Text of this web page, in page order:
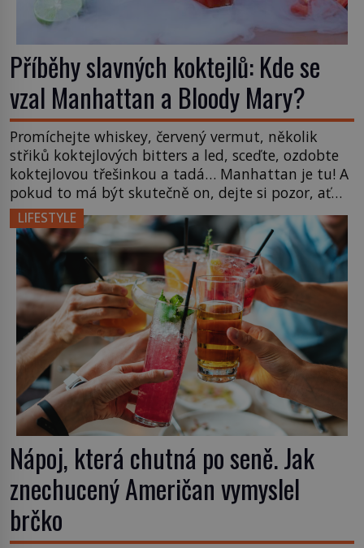
Příběhy slavných koktejlů: Kde se
vzal Manhattan a Bloody Mary?
Promíchejte whiskey, červený vermut, několik
střiků koktejlových bitters a led, sceďte, ozdobte
koktejlovou třešinkou a tadá… Manhattan je tu! A
pokud to má být skutečně on, dejte si pozor, ať
místo klasické americké rye whiskey či klidně
bourbonu nepoužijete skotskou whisku. Co se
stane? Inu, koktejl bude stále skvělý, ale už to
nebude Manhattan ale […]
LIFESTYLE
Nápoj, která chutná po seně. Jak
znechucený Američan vymyslel
brčko